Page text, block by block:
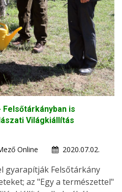
is
Világkiállítás
Online
2020.07.02.
gyarapítják Felsőtárkány
az "Egy a természettel"